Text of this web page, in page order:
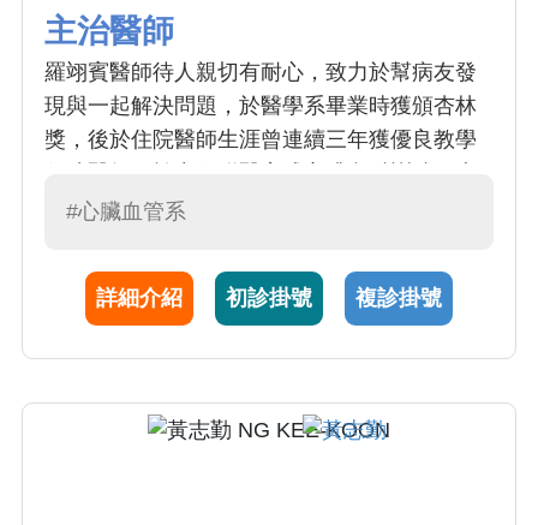
主治醫師
羅翊賓醫師待人親切有耐心，致力於幫病友發
現與一起解決問題，於醫學系畢業時獲頒杏林
獎，後於住院醫師生涯曾連續三年獲優良教學
期許貢獻所學促進病人福祉，他不是最聰明，
#心臟血管系
詳細介紹 初診掛號 複診掛號